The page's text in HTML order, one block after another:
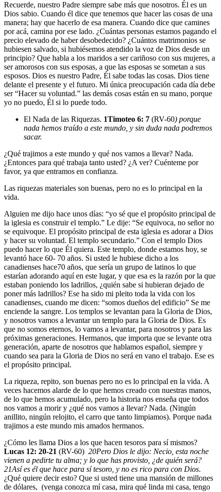
Recuerde, nuestro Padre siempre sabe más que nosotros. Él es un
Dios sabio. Cuando él dice que tenemos que hacer las cosas de una
manera; hay que hacerlo de esa manera. Cuando dice que camines
por acá, camina por ese lado. ¿Cuántas personas estamos pagando el
precio elevado de haber desobedecido? ¿Cuántos matrimonios se
hubiesen salvado, si hubiésemos atendido la voz de Dios desde un
principio? Que habla a los maridos a ser cariñoso con sus mujeres, a
ser amorosos con sus esposas, a que las esposas se sometan a sus
esposos. Dios es nuestro Padre, Él sabe todas las cosas. Dios tiene
delante el presente y el futuro. Mi única preocupación cada día debe
ser “Hacer su voluntad.” las demás cosas están en su mano, porque
yo no puedo, Él si lo puede todo.
El Nada de las Riquezas. 1Timoteo 6: 7 (RV-60) porque
nada hemos traído a este mundo, y sin duda nada podremos
sacar.
¿Qué trajimos a este mundo y qué nos vamos a llevar? Nada.
¿Entonces para qué trabaja tanto usted? ¿A ver? Cuénteme por
favor, ya que entramos en confianza.
Las riquezas materiales son buenas, pero no es lo principal en la
vida.
Alguien me dijo hace unos días: “yo sé que el propósito principal de
la iglesia es construir el templo.” Le dije: “Se equivoca, no señor no
se equivoque. El propósito principal de esta iglesia es adorar a Dios
y hacer su voluntad. El templo secundario.” Con el templo Dios
puedo hacer lo que Él quiera. Este templo, donde estamos hoy, se
levantó hace 60- 70 años. Si usted le hubiese dicho a los
canadienses hace70 años, que sería un grupo de latinos lo que
estarían adorando aquí en este lugar, y que esa es la razón por la que
estaban poniendo los ladrillos, ¿quién sabe si hubieran dejado de
poner más ladrillos? Ese ha sido mi pleito toda la vida con los
canadienses, cuando me dicen: “somos dueños del edificio” Se me
enciende la sangre. Los templos se levantan para la Gloria de Dios,
y nosotros vamos a levantar un templo para la Gloria de Dios. Es
que no somos eternos, lo vamos a levantar, para nosotros y para las
próximas generaciones. Hermanos, que importa que se levante otra
generación, aparte de nosotros que hablamos español, siempre y
cuando sea para la Gloria de Dios no será en vano el trabajo. Ese es
el propósito principal.
La riqueza, repito, son buenas pero no es lo principal en la vida. A
veces hacemos alarde de lo que hemos creado con nuestras manos,
de lo que hemos acumulado, pero la historia nos enseña que todos
nos vamos a morir y ¿qué nos vamos a llevar? Nada. (Ningún
anillito, ningún relojito, el carro que tanto limpiamos). Porque nada
trajimos a este mundo mis amados hermanos.
¿Cómo les llama Dios a los que hacen tesoros para sí mismos?
Lucas 12: 20-21 (RV-60) 20Pero Dios le dijo: Necio, esta noche
vienen a pedirte tu alma; y lo que has provisto, ¿de quién será?
21Así es él que hace para sí tesoro, y no es rico para con Dios.
¿Qué quiere decir esto? Que si usted tiene una mansión de millones
de dólares, (venga conozca mí casa, mira qué linda mi casa, tengo